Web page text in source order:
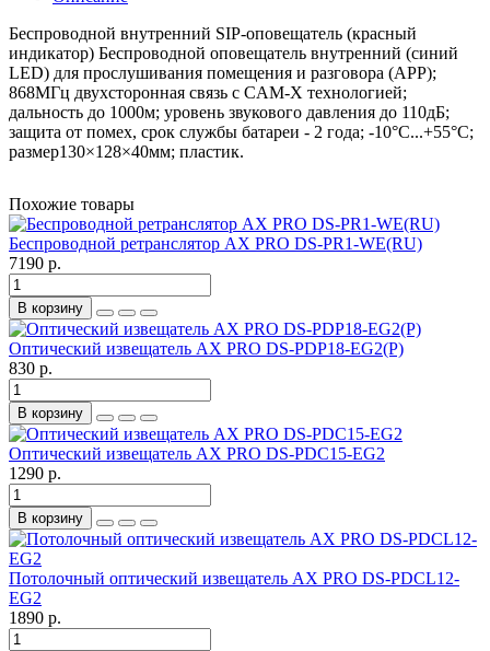
Беспроводной внутренний SIP-оповещатель (красный
индикатор) Беспроводной оповещатель внутренний (синий
LED) для прослушивания помещения и разговора (APP);
868МГц двухсторонная связь с CAM-X технологией;
дальность до 1000м; уровень звукового давления до 110дБ;
защита от помех, срок службы батареи - 2 года; -10°C...+55°C;
размер130×128×40мм; пластик.
Похожие товары
Беспроводной ретранслятор AX PRO DS-PR1-WE(RU)
7190 р.
В корзину
Оптический извещатель AX PRO DS-PDP18-EG2(P)
830 р.
В корзину
Оптический извещатель AX PRO DS-PDC15-EG2
1290 р.
В корзину
Потолочный оптический извещатель AX PRO DS-PDCL12-
EG2
1890 р.